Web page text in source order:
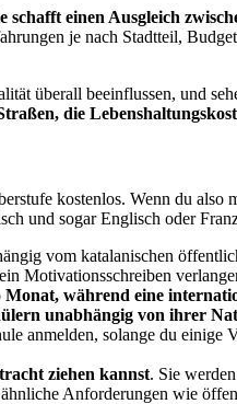
schafft einen Ausgleich
je nach Stadtteil,
überall beeinflussen, und
die
kostenlos. Wenn du
und sogar Englisch oder
vom katalanischen
Motivationsschreiben
während eine
unabhängig von ihrer
anmelden, solange du
ziehen kannst. Sie
ähnliche Anforderungen wie